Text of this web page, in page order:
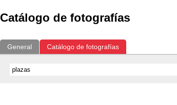
Catálogo de fotografías
General Catálogo de fotografías